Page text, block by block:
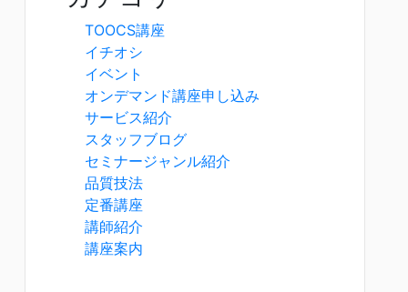
TOOCS講座
イチオシ
イベント
オンデマンド講座申し込み
サービス紹介
スタッフブログ
セミナージャンル紹介
品質技法
定番講座
講師紹介
講座案内